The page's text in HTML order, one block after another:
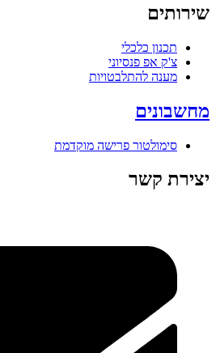
שירותים
תכנון כלכלי
צ'ק אפ פנסיוני
מענה להתלבטויות
מחשבונים
סימולטור פרישה מוקדמת
יצירת קשר